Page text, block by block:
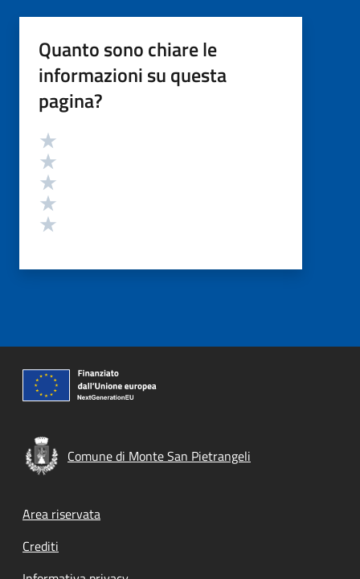
Quanto sono chiare le
informazioni su questa
pagina?
Valutazione
Comune di Monte San Pietrangeli
Footer menu
Area riservata
Crediti